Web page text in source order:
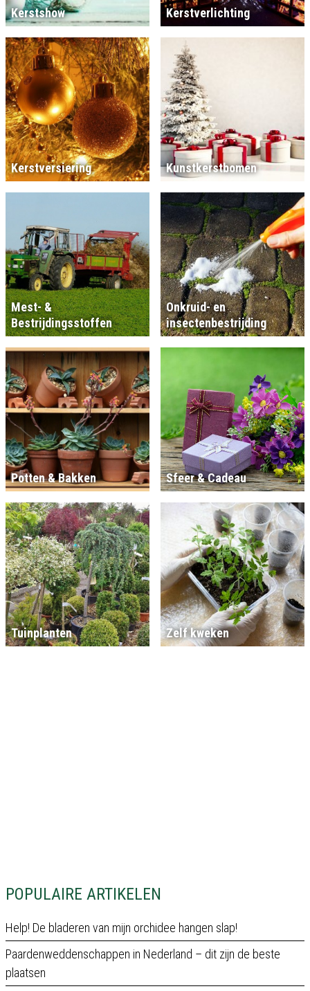
POPULAIRE ARTIKELEN
Help! De bladeren van mijn orchidee hangen slap!
Paardenweddenschappen in Nederland – dit zijn de beste
plaatsen
Kerstshow Kerstverlichting
Kerstversiering Kunstkerstbomen
Mest- &
Bestrijdingsstoffen
Onkruid- en
insectenbestrijding
Potten & Bakken Sfeer & Cadeau
Tuinplanten Zelf kweken